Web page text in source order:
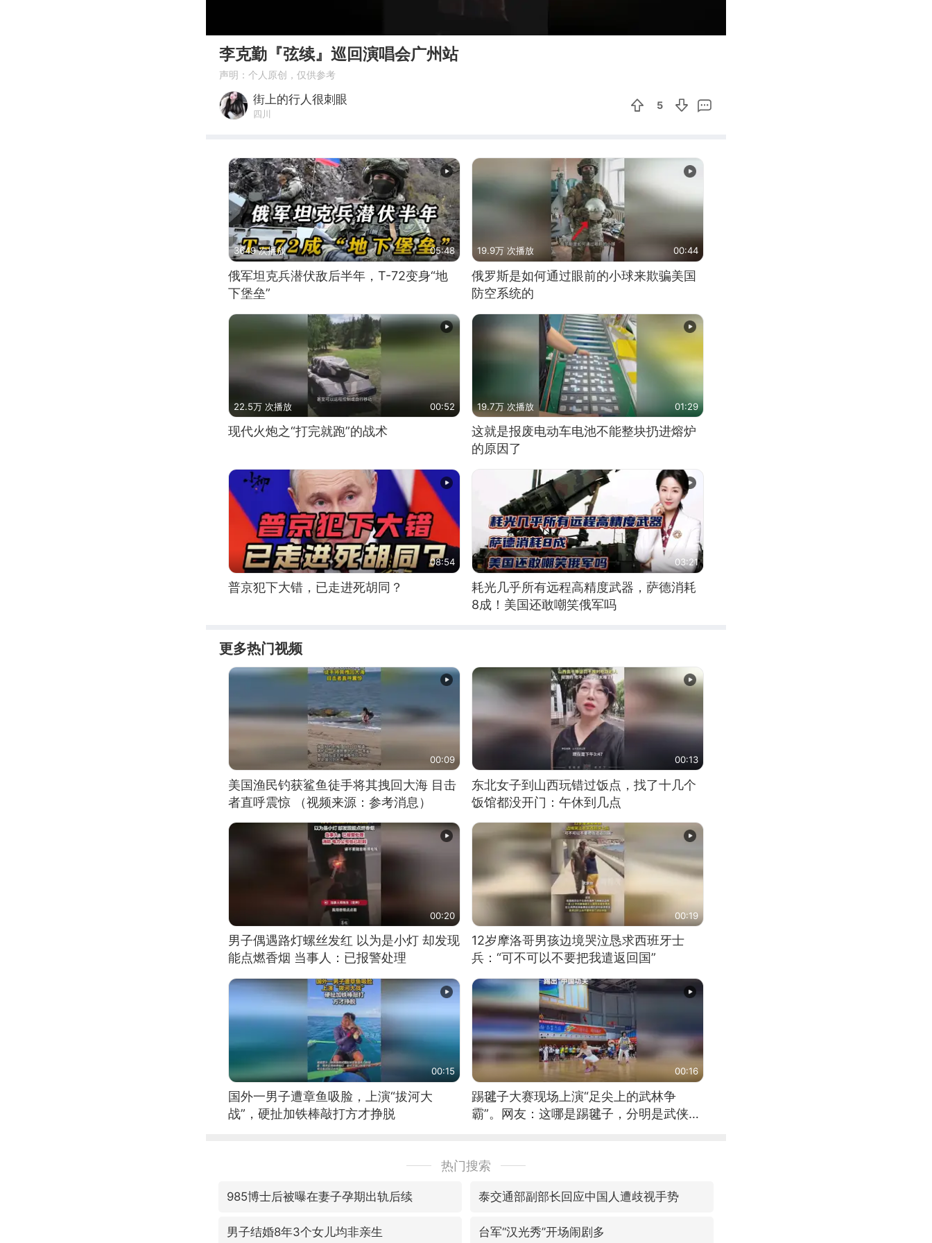
李克勤『弦续』巡回演唱会广州站
声明：个人原创，仅供参考
街上的行人很刺眼
四川
5
3649 次播放 05:48
俄军坦克兵潜伏敌后半年，T-72变身“地
下堡垒”
19.9万 次播放 00:44
俄罗斯是如何通过眼前的小球来欺骗美国
防空系统的
22.5万 次播放 00:52
现代火炮之“打完就跑”的战术
19.7万 次播放 01:29
这就是报废电动车电池不能整块扔进熔炉
的原因了
08:54
普京犯下大错，已走进死胡同？
03:21
耗光几乎所有远程高精度武器，萨德消耗
8成！美国还敢嘲笑俄军吗
更多热门视频
00:09
美国渔民钓获鲨鱼徒手将其拽回大海 目击
者直呼震惊 （视频来源：参考消息）
00:13
东北女子到山西玩错过饭点，找了十几个
饭馆都没开门：午休到几点
00:20
男子偶遇路灯螺丝发红 以为是小灯 却发现
能点燃香烟 当事人：已报警处理
00:19
12岁摩洛哥男孩边境哭泣恳求西班牙士
兵：“可不可以不要把我遣返回国”
00:15
国外一男子遭章鱼吸脸，上演“拔河大
战”，硬扯加铁棒敲打方才挣脱
00:16
踢毽子大赛现场上演“足尖上的武林争
霸”。网友：这哪是踢毽子，分明是武侠片
热门搜索
985博士后被曝在妻子孕期出轨后续 泰交通部副部长回应中国人遭歧视手势
男子结婚8年3个女儿均非亲生 台军“汉光秀”开场闹剧多